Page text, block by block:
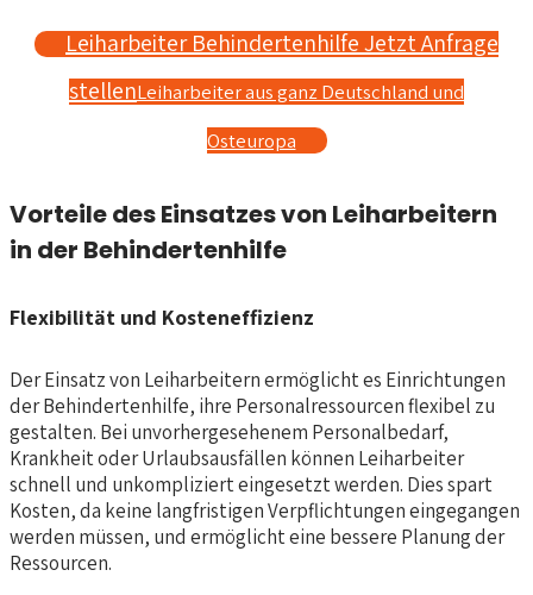
Leiharbeiter Behindertenhilfe Jetzt Anfrage
stellenLeiharbeiter aus ganz Deutschland und
Osteuropa
Vorteile des Einsatzes von Leiharbeitern
in der Behindertenhilfe
Flexibilität und Kosteneffizienz
Der Einsatz von Leiharbeitern ermöglicht es Einrichtungen
der Behindertenhilfe, ihre Personalressourcen flexibel zu
gestalten. Bei unvorhergesehenem Personalbedarf,
Krankheit oder Urlaubsausfällen können Leiharbeiter
schnell und unkompliziert eingesetzt werden. Dies spart
Kosten, da keine langfristigen Verpflichtungen eingegangen
werden müssen, und ermöglicht eine bessere Planung der
Ressourcen.